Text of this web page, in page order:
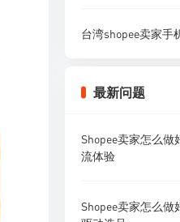
台湾shopee卖家手
最新问题
Shopee卖家怎么做
流体验
Shopee卖家怎么